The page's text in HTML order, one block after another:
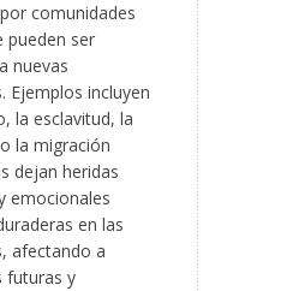
comunidades
pueden ser
nuevas
Ejemplos incluyen
la esclavitud, la
la migración
dejan heridas
emocionales
en las
afectando a
futuras y